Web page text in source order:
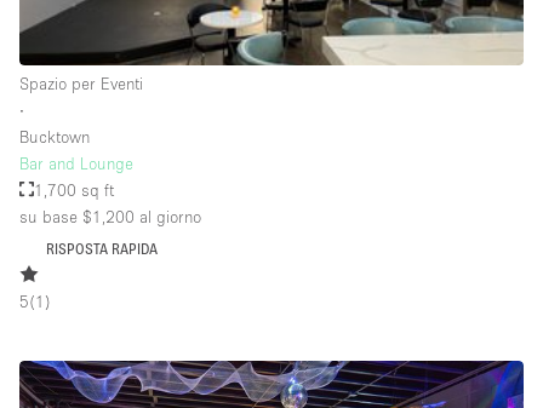
Raw
Riscaldamento
Sistema di sicurezza
Smoking Area
Soundproof
Spazio living
Vetrina
Spazio per Eventi
∙
Bucktown
Bar and Lounge
1,700 sq ft
su base $1,200 al giorno
RISPOSTA RAPIDA
5(1 )